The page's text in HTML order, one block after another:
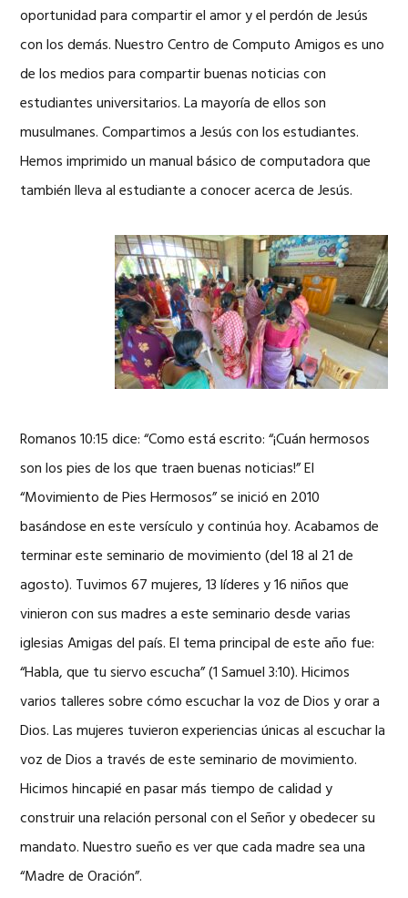
oportunidad para compartir el amor y el perdón de Jesús
con los demás. Nuestro Centro de Computo Amigos es uno
de los medios para compartir buenas noticias con
estudiantes universitarios. La mayoría de ellos son
musulmanes. Compartimos a Jesús con los estudiantes.
Hemos imprimido un manual básico de computadora que
también lleva al estudiante a conocer acerca de Jesús.
Romanos 10:15 dice: “Como está escrito: “¡Cuán hermosos
son los pies de los que traen buenas noticias!” El
“Movimiento de Pies Hermosos” se inició en 2010
basándose en este versículo y continúa hoy. Acabamos de
terminar este seminario de movimiento (del 18 al 21 de
agosto). Tuvimos 67 mujeres, 13 líderes y 16 niños que
vinieron con sus madres a este seminario desde varias
iglesias Amigas del país. El tema principal de este año fue:
“Habla, que tu siervo escucha” (1 Samuel 3:10). Hicimos
varios talleres sobre cómo escuchar la voz de Dios y orar a
Dios. Las mujeres tuvieron experiencias únicas al escuchar la
voz de Dios a través de este seminario de movimiento.
Hicimos hincapié en pasar más tiempo de calidad y
construir una relación personal con el Señor y obedecer su
mandato. Nuestro sueño es ver que cada madre sea una
“Madre de Oración”.